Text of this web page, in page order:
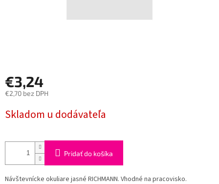
€3,24
€2,70 bez DPH
cena:
Skladom u dodávateľa
Pridať do košíka
Návštevnícke okuliare jasné RICHMANN. Vhodné na pracovisko.